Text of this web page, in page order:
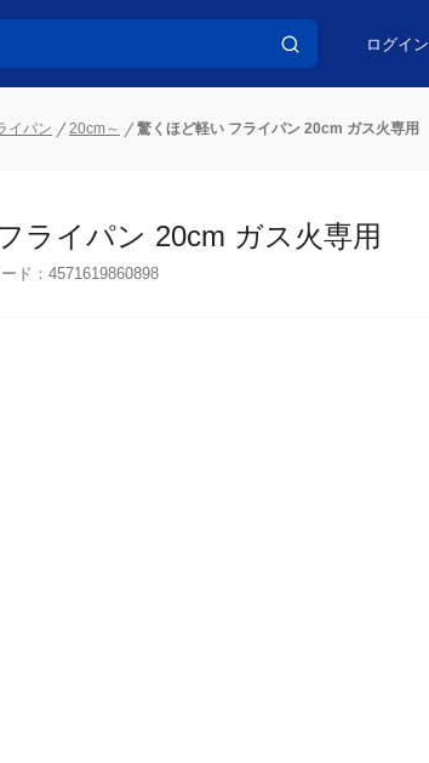
ログイン
イパン 20cm～ 驚くほど軽い フライパン 20cm ガス火専用
ライパン 20cm ガス火専用
ド： 4571619860898